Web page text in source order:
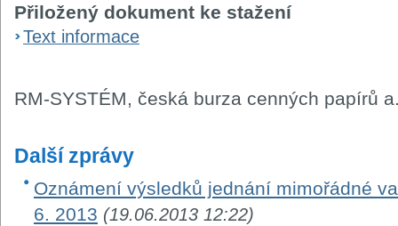
Přiložený dokument ke stažení
Text informace
RM-SYSTÉM, česká burza cenných papírů
Další zprávy
Oznámení výsledků jednání mimořádné
6. 2013 (19.06.2013 12:22)